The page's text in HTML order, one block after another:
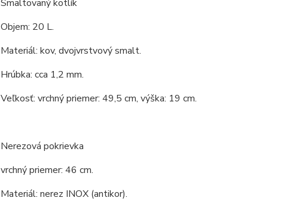
Smaltovaný kotlík
Objem: 20 L.
Materiál: kov, dvojvrstvový smalt.
Hrúbka: cca 1,2 mm.
Veľkosť: vrchný priemer: 49,5 cm, výška: 19 cm.
Nerezová pokrievka
vrchný priemer: 46 cm.
Materiál: nerez INOX (antikor).